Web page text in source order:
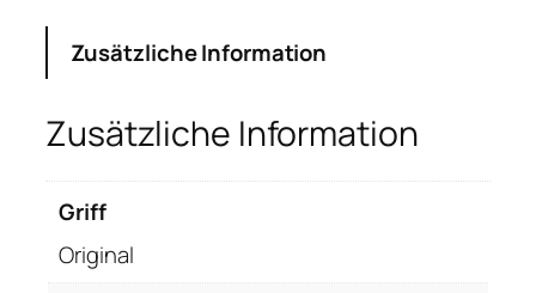
Zusätzliche Information
Zusätzliche Information
Griff
Original